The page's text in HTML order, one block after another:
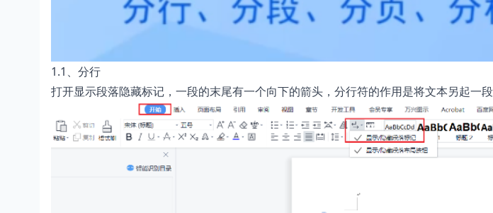
1.1、分行
打开显示段落隐藏标记，一段的末尾有一个向下的箭头，分行符的作用是将文本另起一